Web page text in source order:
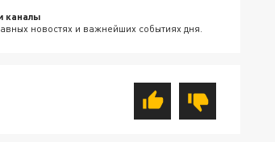
каналы
новостях и важнейших событиях дня.